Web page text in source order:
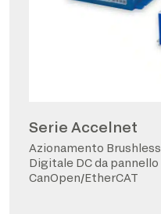
Serie Accelnet
Azionamento Brushless
Digitale DC da pannello
CanOpen/EtherCAT